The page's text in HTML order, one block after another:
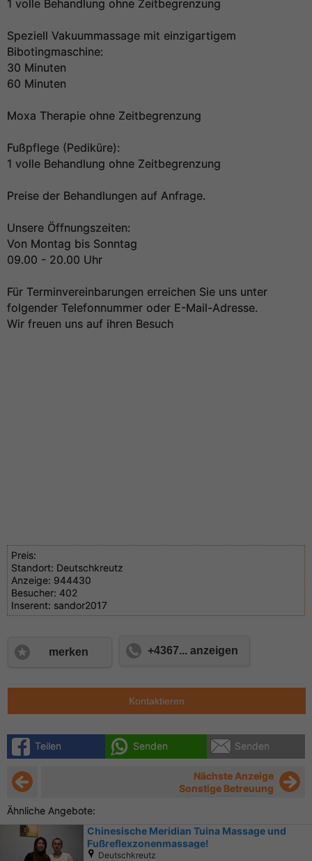
1 volle Behandlung ohne Zeitbegrenzung
Speziell Vakuummassage mit einzigartigem
Bibotingmaschine:
30 Minuten
60 Minuten
Moxa Therapie ohne Zeitbegrenzung
Fußpflege (Pediküre):
1 volle Behandlung ohne Zeitbegrenzung
Preise der Behandlungen auf Anfrage.
Unsere Öffnungszeiten:
Von Montag bis Sonntag
09.00 - 20.00 Uhr
Für Terminvereinbarungen erreichen Sie uns unter
folgender Telefonnummer oder E-Mail-Adresse.
Wir freuen uns auf ihren Besuch
Preis:
Standort: Deutschkreutz
Anzeige: 944430
Besucher: 402
Inserent: sandor2017
merken +4367... anzeigen
Kontaktieren
Teilen Senden Senden
Nächste Anzeige
Sonstige Betreuung
Ähnliche Angebote:
Chinesische Meridian Tuina Massage und
Fußreflexzonenmassage!
Deutschkreutz